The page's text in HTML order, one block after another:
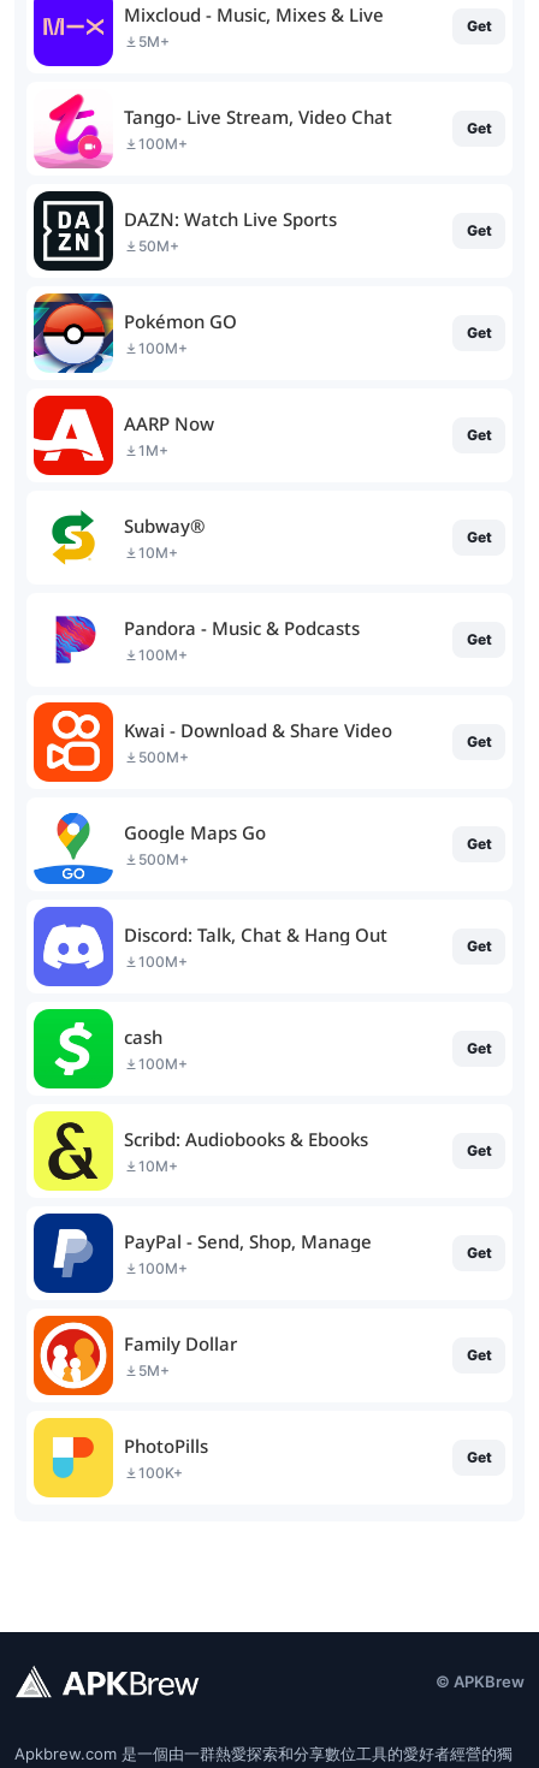
Mixcloud - Music, Mixes & Live
5M+
Get
Tango- Live Stream, Video Chat
100M+
Get
DAZN: Watch Live Sports
50M+
Get
Pokémon GO
100M+
Get
AARP Now
1M+
Get
Subway®
10M+
Get
Pandora - Music & Podcasts
100M+
Get
Kwai - Download & Share Video
500M+
Get
Google Maps Go
500M+
Get
Discord: Talk, Chat & Hang Out
100M+
Get
cash
100M+
Get
Scribd: Audiobooks & Ebooks
10M+
Get
PayPal - Send, Shop, Manage
100M+
Get
Family Dollar
5M+
Get
PhotoPills
100K+
Get
© APKBrew
Apkbrew.com 是一個由一群熱愛探索和分享數位工具的愛好者經營的獨